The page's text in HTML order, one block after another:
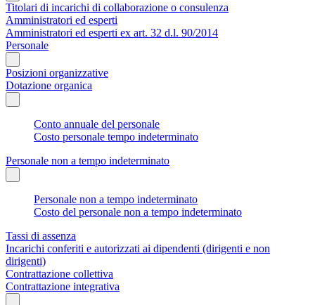
Titolari di incarichi di collaborazione o consulenza
Amministratori ed esperti
Amministratori ed esperti ex art. 32 d.l. 90/2014
Personale
Posizioni organizzative
Dotazione organica
Conto annuale del personale
Costo personale tempo indeterminato
Personale non a tempo indeterminato
Personale non a tempo indeterminato
Costo del personale non a tempo indeterminato
Tassi di assenza
Incarichi conferiti e autorizzati ai dipendenti (dirigenti e non
dirigenti)
Contrattazione collettiva
Contrattazione integrativa